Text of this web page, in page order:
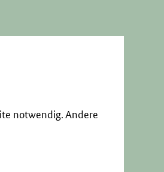
notwendig. Andere